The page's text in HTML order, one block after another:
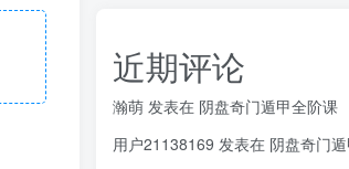
近期评论
瀚萌 发表在 阴盘奇门遁甲全阶课
用户21138169 发表在 阴盘奇门